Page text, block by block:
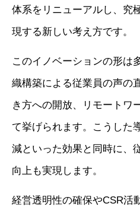
体系をリニューアルし、究
現する新しい考え方です。
このイノベーションの形は
織構築による従業員の声の
き方への開放、リモートワ
て挙げられます。こうした
減といった効果と同時に、
向上も実現します。
経営透明性の確保やCSR活